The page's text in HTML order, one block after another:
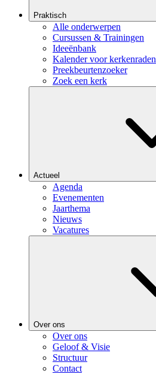
Praktisch
Alle onderwerpen
Cursussen & Trainingen
Ideeënbank
Kalender voor kerkenraden
Preekbeurtenzoeker
Zoek een kerk
Actueel
Agenda
Evenementen
Jaarthema
Nieuws
Vacatures
Over ons
Over ons
Geloof & Visie
Structuur
Contact